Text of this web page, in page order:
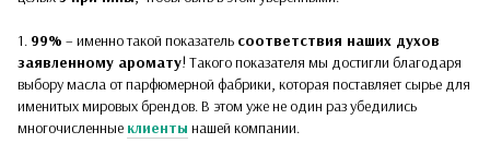
1. 99% – именно такой показатель соответствия наших духов
заявленному аромату! Такого показателя мы достигли благодаря
выбору масла от парфюмерной фабрики, которая поставляет сырье для
именитых мировых брендов. В этом уже не один раз убедились
многочисленные клиенты нашей компании.